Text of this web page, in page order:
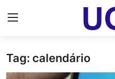
Login
Tag: calendário